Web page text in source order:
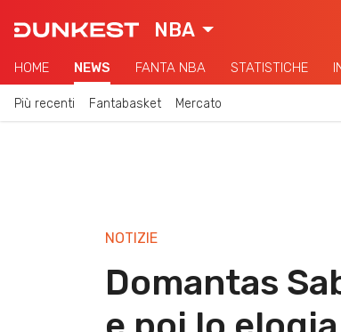
NBA
HOME NEWS FANTA NBA STATISTICHE
Più recenti Fantabasket Mercato
NOTIZIE
Domantas